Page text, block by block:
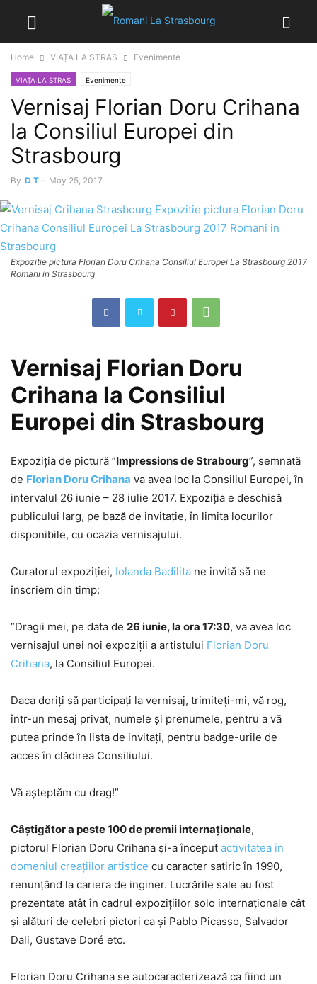
Home VIAȚA LA STRAS Evenimente
VIAȚA LA STRAS Evenimente
Vernisaj Florian Doru Crihana
la Consiliul Europei din
Strasbourg
By D T - May 25, 2017
Expozitie pictura Florian Doru Crihana Consiliul Europei La Strasbourg 2017
Romani in Strasbourg
Vernisaj Florian Doru
Crihana la Consiliul
Europei din Strasbourg
Expoziția de pictură ”Impressions de Strabourg”, semnată
de Florian Doru Crihana va avea loc la Consiliul Europei, în
intervalul 26 iunie – 28 iulie 2017. Expoziția e deschisă
publicului larg, pe bază de invitație, în limita locurilor
disponibile, cu ocazia vernisajului.
Curatorul expoziției, Iolanda Badilita ne invită să ne
înscriem din timp:
”Dragii mei, pe data de 26 iunie, la ora 17:30, va avea loc
vernisajul unei noi expoziții a artistului Florian Doru
Crihana, la Consiliul Europei.
Daca doriți să participați la vernisaj, trimiteți-mi, vă rog,
într-un mesaj privat, numele și prenumele, pentru a vă
putea prinde în lista de invitați, pentru badge-urile de
acces în clădirea Consiliului.
Vă așteptăm cu drag!”
Câștigător a peste 100 de premii internaționale,
pictorul Florian Doru Crihana și-a început activitatea în
domeniul creațiilor artistice cu caracter satiric în 1990,
renunțând la cariera de inginer. Lucrările sale au fost
prezentate atât în cadrul expozițiilor solo internaționale cât
și alături de celebri pictori ca și Pablo Picasso, Salvador
Dali, Gustave Doré etc.
Florian Doru Crihana se autocaracterizează ca fiind un